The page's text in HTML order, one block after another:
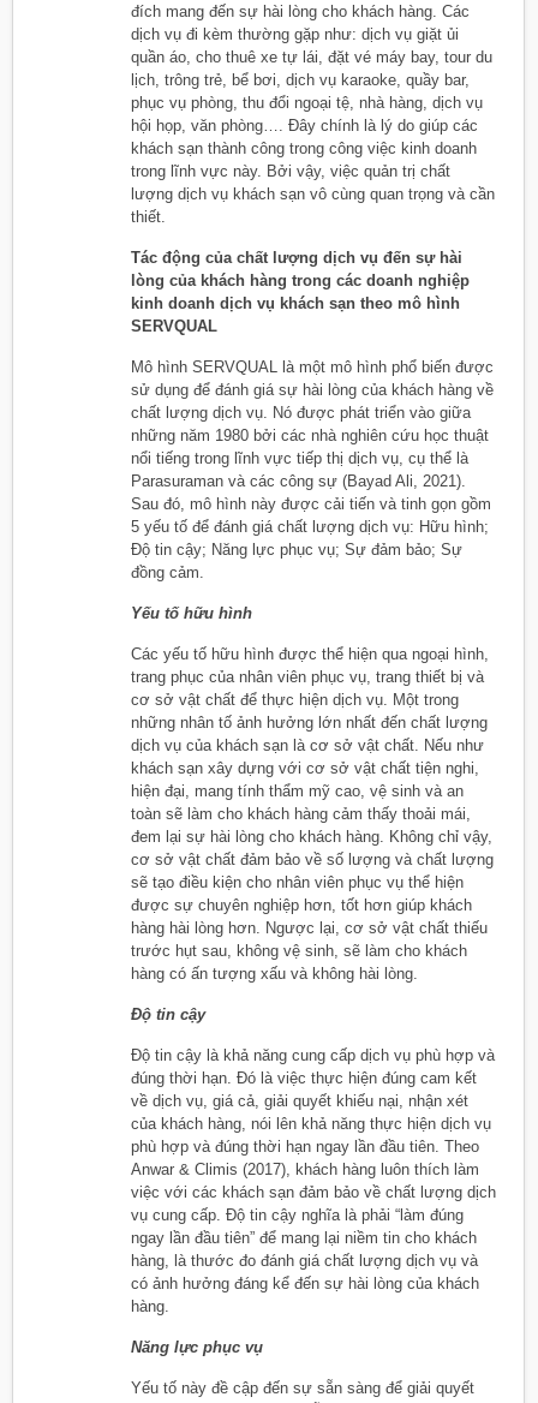
đích mang đến sự hài lòng cho khách hàng. Các
dịch vụ đi kèm thường gặp như: dịch vụ giặt ủi
quần áo, cho thuê xe tự lái, đặt vé máy bay, tour du
lịch, trông trẻ, bể bơi, dịch vụ karaoke, quầy bar,
phục vụ phòng, thu đổi ngoại tệ, nhà hàng, dịch vụ
hội họp, văn phòng…. Đây chính là lý do giúp các
khách sạn thành công trong công việc kinh doanh
trong lĩnh vực này. Bởi vậy, việc quản trị chất
lượng dịch vụ khách sạn vô cùng quan trọng và cần
thiết.
Tác động của chất lượng dịch vụ đến sự hài
lòng của khách hàng trong các doanh nghiệp
kinh doanh dịch vụ khách sạn theo mô hình
SERVQUAL
Mô hình SERVQUAL là một mô hình phổ biến được
sử dụng để đánh giá sự hài lòng của khách hàng về
chất lượng dịch vụ. Nó được phát triển vào giữa
những năm 1980 bởi các nhà nghiên cứu học thuật
nổi tiếng trong lĩnh vực tiếp thị dịch vụ, cụ thể là
Parasuraman và các công sự (Bayad Ali, 2021).
Sau đó, mô hình này được cải tiến và tinh gọn gồm
5 yếu tố để đánh giá chất lượng dịch vụ: Hữu hình;
Độ tin cậy; Năng lực phục vụ; Sự đảm bảo; Sự
đồng cảm.
Yếu tố hữu hình
Các yếu tố hữu hình được thể hiện qua ngoại hình,
trang phục của nhân viên phục vụ, trang thiết bị và
cơ sở vật chất để thực hiện dịch vụ. Một trong
những nhân tố ảnh hưởng lớn nhất đến chất lượng
dịch vụ của khách sạn là cơ sở vật chất. Nếu như
khách sạn xây dựng với cơ sở vật chất tiện nghi,
hiện đại, mang tính thẩm mỹ cao, vệ sinh và an
toàn sẽ làm cho khách hàng cảm thấy thoải mái,
đem lại sự hài lòng cho khách hàng. Không chỉ vậy,
cơ sở vật chất đảm bảo về số lượng và chất lượng
sẽ tạo điều kiện cho nhân viên phục vụ thể hiện
được sự chuyên nghiệp hơn, tốt hơn giúp khách
hàng hài lòng hơn. Ngược lại, cơ sở vật chất thiếu
trước hụt sau, không vệ sinh, sẽ làm cho khách
hàng có ấn tượng xấu và không hài lòng.
Độ tin cậy
Độ tin cậy là khả năng cung cấp dịch vụ phù hợp và
đúng thời hạn. Đó là việc thực hiện đúng cam kết
về dịch vụ, giá cả, giải quyết khiếu nại, nhận xét
của khách hàng, nói lên khả năng thực hiện dịch vụ
phù hợp và đúng thời hạn ngay lần đầu tiên. Theo
Anwar & Climis (2017), khách hàng luôn thích làm
việc với các khách sạn đảm bảo về chất lượng dịch
vụ cung cấp. Độ tin cậy nghĩa là phải “làm đúng
ngay lần đầu tiên” để mang lại niềm tin cho khách
hàng, là thước đo đánh giá chất lượng dịch vụ và
có ảnh hưởng đáng kể đến sự hài lòng của khách
hàng.
Năng lực phục vụ
Yếu tố này đề cập đến sự sẵn sàng để giải quyết